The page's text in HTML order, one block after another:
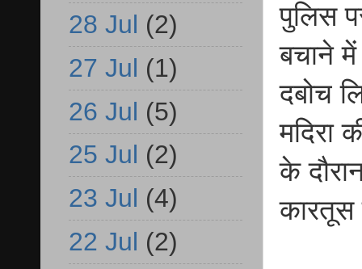
पुलिस
बचाने में
दबोच
मदिरा
के
कारतूस
28 Jul (2)
27 Jul (1)
26 Jul (5)
25 Jul (2)
23 Jul (4)
22 Jul (2)